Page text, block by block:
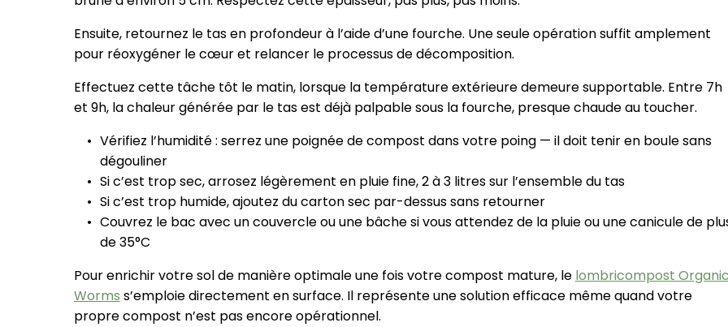
Ensuite, retournez le tas en profondeur à l’aide d’une fourche. Une seule opération suffit amplement
pour réoxygéner le cœur et relancer le processus de décomposition.
Effectuez cette tâche tôt le matin, lorsque la température extérieure demeure supportable. Entre 7h
et 9h, la chaleur générée par le tas est déjà palpable sous la fourche, presque chaude au toucher.
Vérifiez l’humidité : serrez une poignée de compost dans votre poing — il doit tenir en boule sans
dégouliner
Si c’est trop sec, arrosez légèrement en pluie fine, 2 à 3 litres sur l’ensemble du tas
Si c’est trop humide, ajoutez du carton sec par-dessus sans retourner
Couvrez le bac avec un couvercle ou une bâche si vous attendez de la pluie ou une canicule de
de 35°C
Pour enrichir votre sol de manière optimale une fois votre compost mature, le lombricompost
Worms s’emploie directement en surface. Il représente une solution efficace même quand votre
propre compost n’est pas encore opérationnel.